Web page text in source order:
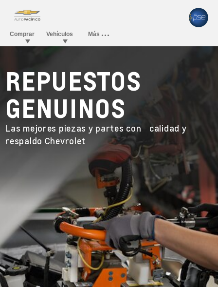
REPUESTOS
GENUINOS
Las mejores piezas y partes con calidad y
respaldo Chevrolet